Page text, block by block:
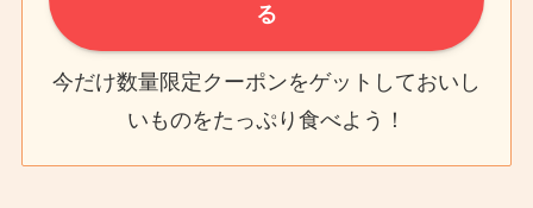
る
今だけ数量限定クーポンをゲットしておいし
いものをたっぷり食べよう！